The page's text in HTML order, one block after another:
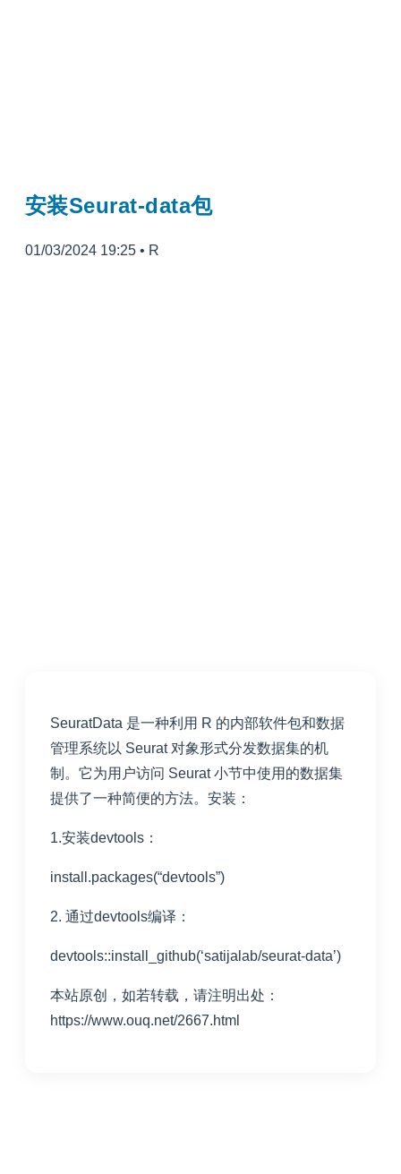
安装Seurat-data包
01/03/2024 19:25 • R
SeuratData 是一种利用 R 的内部软件包和数据
管理系统以 Seurat 对象形式分发数据集的机
制。它为用户访问 Seurat 小节中使用的数据集
提供了一种简便的方法。安装：
1.安装devtools：
install.packages(“devtools”)
2. 通过devtools编译：
devtools::install_github(‘satijalab/seurat-data’)
本站原创，如若转载，请注明出处：
https://www.ouq.net/2667.html